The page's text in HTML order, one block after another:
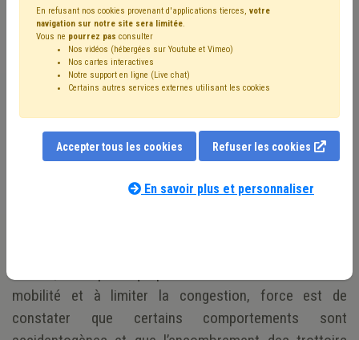
Les trottinettes électriques grouillent dans les rues de
nos villes. Acquise par les citoyens ou louée en un clic,
cet engin de déplacement crée de nouvelles pratiques
quotidiennes de mobilité, en particulier pour les
déplacements courts et l’intermodalité. Elle fait partie
du bouquet de solutions alternatives à l’autosolisme et
est désormais pris en compte dans les stratégies de
mobilité et de sécurité routière. Les usagers y recourent
mobilité et à limiter la congestion, force est de
constater que certains comportements sont
En refusant nos cookies provenant d'applications tierces, votre
navigation sur notre site sera limitée.
Vous ne pourrez pas consulter
Nos vidéos (hébergées sur Youtube et Vimeo)
Nos cartes interactives
Notre support en ligne (Live chat)
Certains autres services externes utilisant les cookies
Accepter tous les cookies Refuser les cookies
En savoir plus et personnaliser